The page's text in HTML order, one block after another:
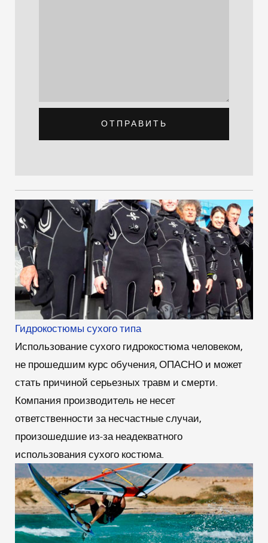
ОТПРАВИТЬ
Гидрокостюмы сухого типа
Использование сухого гидрокостюма человеком,
не прошедшим курс обучения, ОПАСНО и может
стать причиной серьезных травм и смерти.
Компания производитель не несет
ответственности за несчастные случаи,
произошедшие из-за неадекватного
использования сухого костюма.